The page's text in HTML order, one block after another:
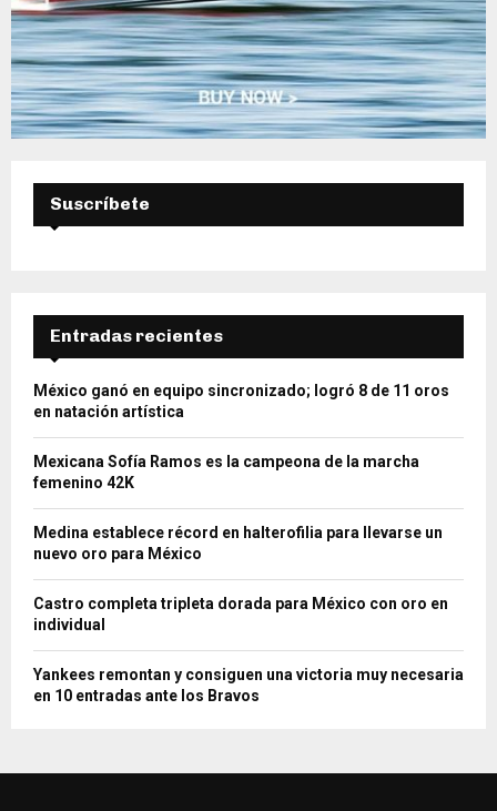
Suscríbete
Entradas recientes
México ganó en equipo sincronizado; logró 8 de 11 oros
en natación artística
Mexicana Sofía Ramos es la campeona de la marcha
femenino 42K
Medina establece récord en halterofilia para llevarse un
nuevo oro para México
Castro completa tripleta dorada para México con oro en
individual
Yankees remontan y consiguen una victoria muy necesaria
en 10 entradas ante los Bravos